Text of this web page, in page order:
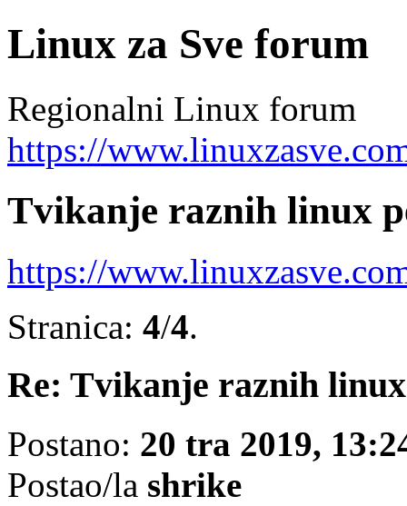
Linux za Sve forum
Regionalni Linux forum
https://
Tvikanje raznih linux
https://
Stranica: 4/4.
Re: Tvikanje raznih
Postano: 20 tra 2019,
Postao/la shrike